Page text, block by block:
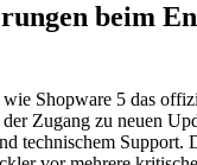
beim
wie Shopware 5 das
Zugang zu neuen
technischem Support.